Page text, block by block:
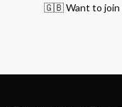
🇬🇧 Want to join